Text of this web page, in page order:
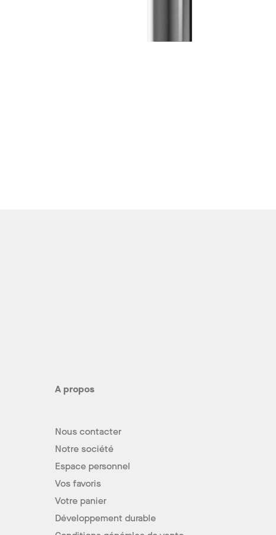
A propos
Nous contacter
Notre société
Espace personnel
Vos favoris
Votre panier
Développement durable